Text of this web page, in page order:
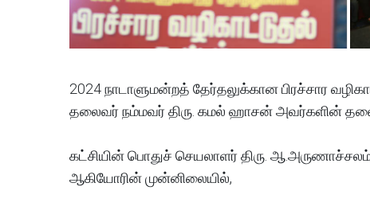
2024 நாடாளுமன்றத் தேர்தலுக்கான பிரச்சார
தலைவர் நம்மவர் திரு. கமல் ஹாசன் அவர்களின்
கட்சியின் பொதுச் செயலாளர் திரு.
ஆகியோரின் முன்னிலையில்,